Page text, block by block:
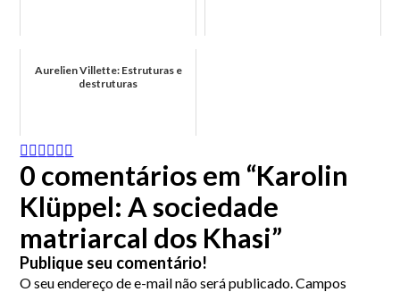
Aurelien Villette: Estruturas e
destruturas
0 comentários em “Karolin
Klüppel: A sociedade
matriarcal dos Khasi”
Publique seu comentário!
O seu endereço de e-mail não será publicado. Campos